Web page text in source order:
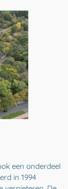
een onderdeel
in 1994